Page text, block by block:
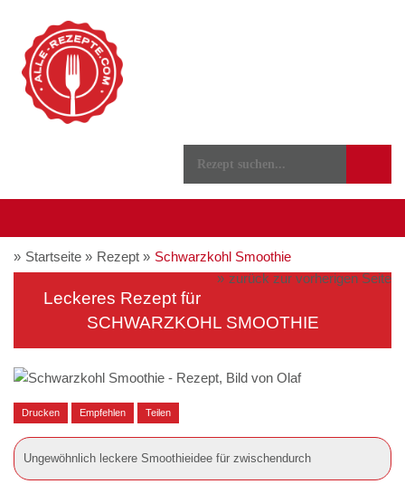
Startseite Rezept
Schwarzkohl Smoothie
zurück zur vorherigen Seite
Leckeres Rezept für
SCHWARZKOHL SMOOTHIE
Drucken Empfehlen Teilen
Ungewöhnlich leckere Smoothieidee für zwischendurch